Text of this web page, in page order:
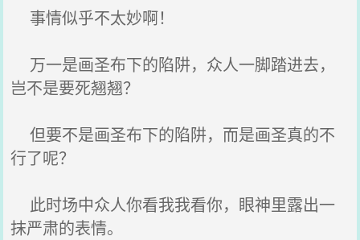
事情似乎不太妙啊！
万一是画圣布下的陷阱，众人一脚踏进去，
岂不是要死翘翘？
但要不是画圣布下的陷阱，而是画圣真的不
行了呢？
此时场中众人你看我我看你，眼神里露出一
抹严肃的表情。